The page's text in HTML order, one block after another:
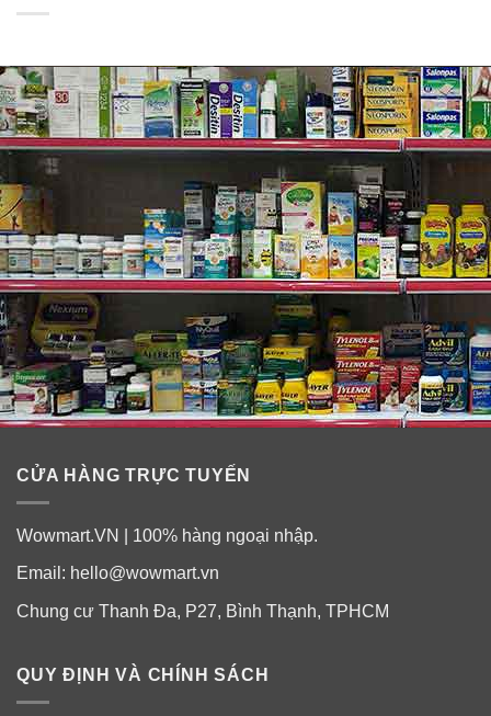
Clotrimazole ức chế tổng hợp ergosterol của vách tế
Đối với những người bị nấm âm đ.ạo, khi sử dụng 3
viên đầu tiên đã thấy hết triệu chứng. Tuy nhiên bạn vẫn
phải dùng hết liệu trình Elcido để đảm bảo đã diệt được
hết nấm trong â.m đạo.
Viên đặt diệt nấm vùng kín Elcido 100mg
Nhật Bản có tốt không?
đang bị viễm nhiễm với lợi ích tuyệt vời:
CỬA HÀNG TRỰC TUYẾN
Wowmart.VN | 100% hàng ngoại nhập.
Email: hello@wowmart.vn
Chung cư Thanh Đa, P27, Bình Thạnh, TPHCM
QUY ĐỊNH VÀ CHÍNH SÁCH